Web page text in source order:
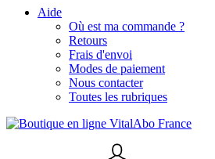
Aide
Où est ma commande ?
Retours
Frais d'envoi
Modes de paiement
Nous contacter
Toutes les rubriques